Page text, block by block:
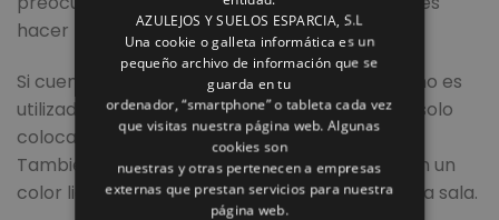
hacer para conseguirlo.
Si cuentas con alguna esquina de tu casa que no es
utilizada, puedes distinguirla del resto con tan solo
colocar una alfombra de cualquier material.
También puedes colocar algunas baldosas con un
color ligero que logre distinguirse del resto de la sala.
AZULEJOS Y SUELOS ESPARCIA, S.L
Una cookie o galleta informática es un
pequeño archivo de información que se
guarda en tu
ordenador, “smartphone” o tableta cada vez
que visitas nuestra página web. Algunas
cookies son
nuestras y otras pertenecen a empresas
externas que prestan servicios para nuestra
página web.